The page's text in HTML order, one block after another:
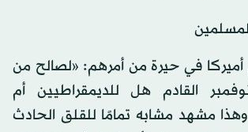
في حيرة من أمرهم: «لصالح من
القادم هل للديمقراطيين أم
مشهد مشابه تمامًا للقلق الحادث